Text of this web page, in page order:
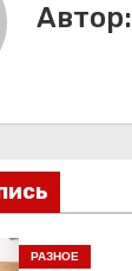
Автор:
РАЗНОЕ